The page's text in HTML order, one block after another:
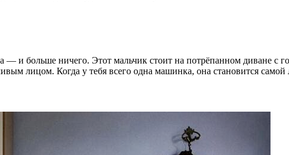
и больше ничего. Этот мальчик стоит на потрёпанном диване с
лицом. Когда у тебя всего одна машинка, она становится